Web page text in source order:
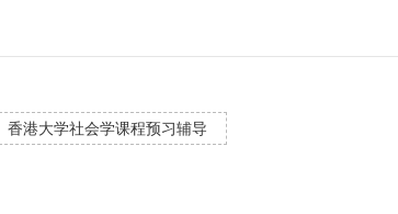
香港大学社会学课程预习辅导